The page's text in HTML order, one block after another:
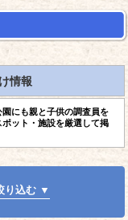
情報
にも親と子供の調査員を
ット・施設を厳選して掲
り込む ▼